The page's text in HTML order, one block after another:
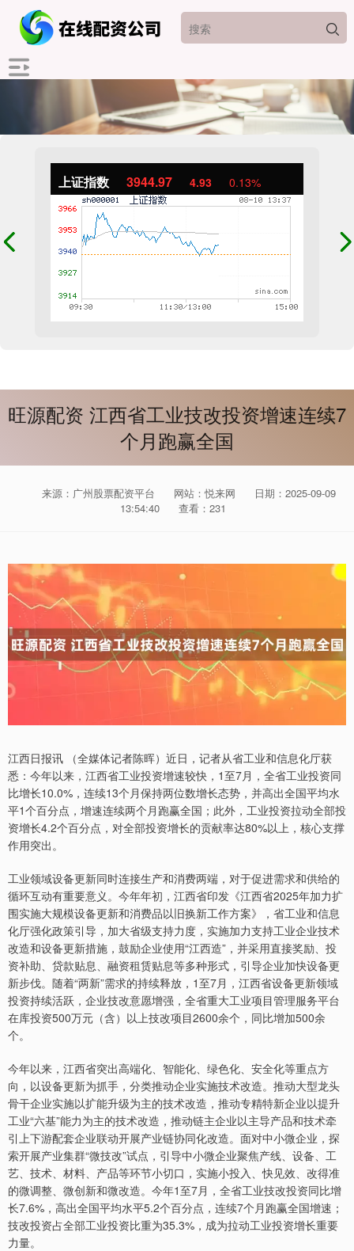
上证指数 3945.17 5.13 0.13%
旺源配资 江西省工业技改投资增速连续7
个月跑赢全国
来源：广州股票配资平台 网站：悦来网
日期：2025-09-09
13:54:40
查看：231
江西日报讯 （全媒体记者陈晖）近日，记者从省工业和信息化厅获
悉：今年以来，江西省工业投资增速较快，1至7月，全省工业投资同
比增长10.0%，连续13个月保持两位数增长态势，并高出全国平均水
平1个百分点，增速连续两个月跑赢全国；此外，工业投资拉动全部投
资增长4.2个百分点，对全部投资增长的贡献率达80%以上，核心支撑
作用突出。
工业领域设备更新同时连接生产和消费两端，对于促进需求和供给的
循环互动有重要意义。今年年初，江西省印发《江西省2025年加力扩
围实施大规模设备更新和消费品以旧换新工作方案》，省工业和信息
化厅强化政策引导，加大省级支持力度，实施加力支持工业企业技术
改造和设备更新措施，鼓励企业使用“江西造”，并采用直接奖励、投
资补助、贷款贴息、融资租赁贴息等多种形式，引导企业加快设备更
新步伐。随着“两新”需求的持续释放，1至7月，江西省设备更新领域
投资持续活跃，企业技改意愿增强，全省重大工业项目管理服务平台
在库投资500万元（含）以上技改项目2600余个，同比增加500余
个。
今年以来，江西省突出高端化、智能化、绿色化、安全化等重点方
向，以设备更新为抓手，分类推动企业实施技术改造。推动大型龙头
骨干企业实施以扩能升级为主的技术改造，推动专精特新企业以提升
工业“六基”能力为主的技术改造，推动链主企业以主导产品和技术牵
引上下游配套企业联动开展产业链协同化改造。面对中小微企业，探
索开展产业集群“微技改”试点，引导中小微企业聚焦产线、设备、工
艺、技术、材料、产品等环节小切口，实施小投入、快见效、改得准
的微调整、微创新和微改造。今年1至7月，全省工业技改投资同比增
长7.6%，高出全国平均水平5.2个百分点，连续7个月跑赢全国增速；
技改投资占全部工业投资比重为35.3%，成为拉动工业投资增长重要
力量。